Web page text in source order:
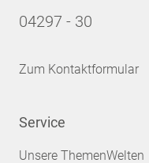
04297 - 30
Zum Kontaktformular
Service
Unsere ThemenWelten